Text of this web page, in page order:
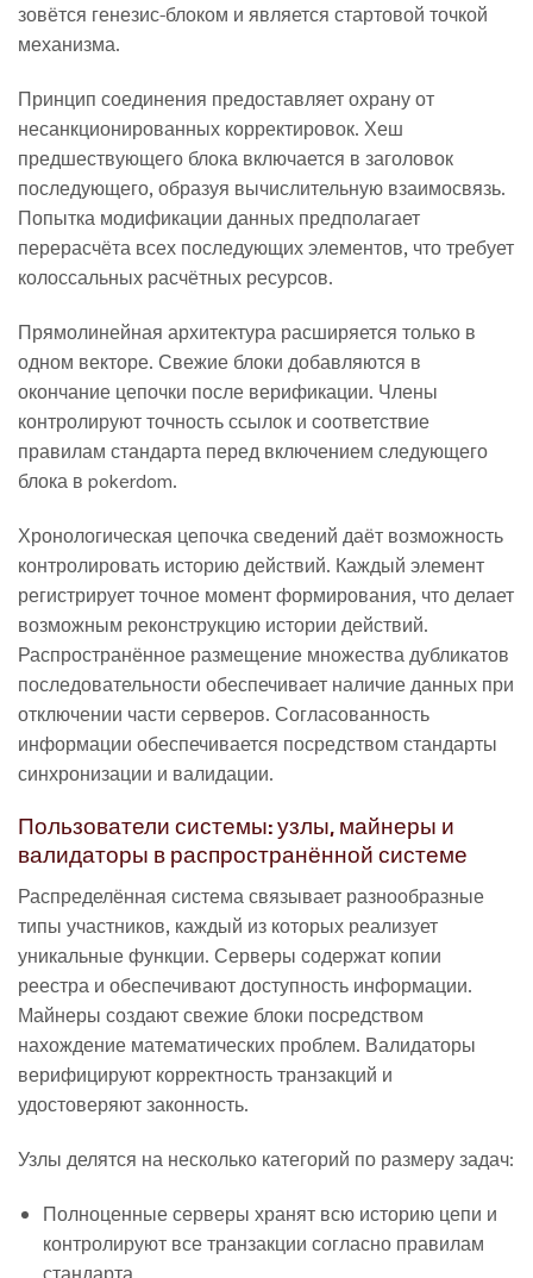
зовётся генезис-блоком и является стартовой точкой
механизма.
Принцип соединения предоставляет охрану от
несанкционированных корректировок. Хеш
предшествующего блока включается в заголовок
последующего, образуя вычислительную взаимосвязь.
Попытка модификации данных предполагает
перерасчёта всех последующих элементов, что требует
колоссальных расчётных ресурсов.
Прямолинейная архитектура расширяется только в
одном векторе. Свежие блоки добавляются в
окончание цепочки после верификации. Члены
контролируют точность ссылок и соответствие
правилам стандарта перед включением следующего
блока в pokerdom.
Хронологическая цепочка сведений даёт возможность
контролировать историю действий. Каждый элемент
регистрирует точное момент формирования, что делает
возможным реконструкцию истории действий.
Распространённое размещение множества дубликатов
последовательности обеспечивает наличие данных при
отключении части серверов. Согласованность
информации обеспечивается посредством стандарты
синхронизации и валидации.
Пользователи системы: узлы, майнеры и
валидаторы в распространённой системе
Распределённая система связывает разнообразные
типы участников, каждый из которых реализует
уникальные функции. Серверы содержат копии
реестра и обеспечивают доступность информации.
Майнеры создают свежие блоки посредством
нахождение математических проблем. Валидаторы
верифицируют корректность транзакций и
удостоверяют законность.
Узлы делятся на несколько категорий по размеру задач:
Полноценные серверы хранят всю историю цепи и
контролируют все транзакции согласно правилам
стандарта